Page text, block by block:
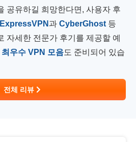
공유하길 희망한다면, 사용자 후
ExpressVPN 과 CyberGhost 등
자세한 전문가 후기를 제공할 예
최우수 VPN 모음도 준비되어 있습
전체 리뷰